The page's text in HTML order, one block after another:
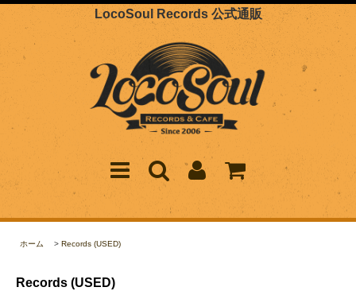
LocoSoul Records 公式通販
ホーム > Records (USED)
Records (USED)